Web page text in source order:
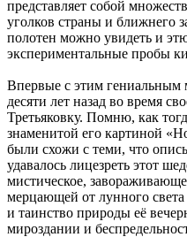
представляет собой
уголков страны и ближнего
полотен можно увидеть и
экспериментальные пробы
Впервые с этим гениальным
десяти лет назад во время
Третьяковку. Помню, как
знаменитой его картиной
были схожи с теми, что
удавалось лицезреть этот
мистическое,
мерцающей от лунного
и таинство природы её
мироздании и